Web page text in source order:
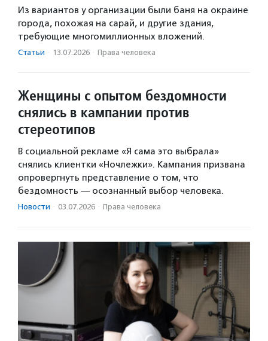
Из вариантов у организации были баня на окраине
города, похожая на сарай, и другие здания,
требующие многомиллионных вложений.
Статьи · 13.07.2026 · Права человека
Женщины с опытом бездомности
снялись в кампании против
стереотипов
В социальной рекламе «Я сама это выбрала»
снялись клиентки «Ночлежки». Кампания призвана
опровергнуть представление о том, что
бездомность — осознанный выбор человека.
Новости · 03.07.2026 · Права человека